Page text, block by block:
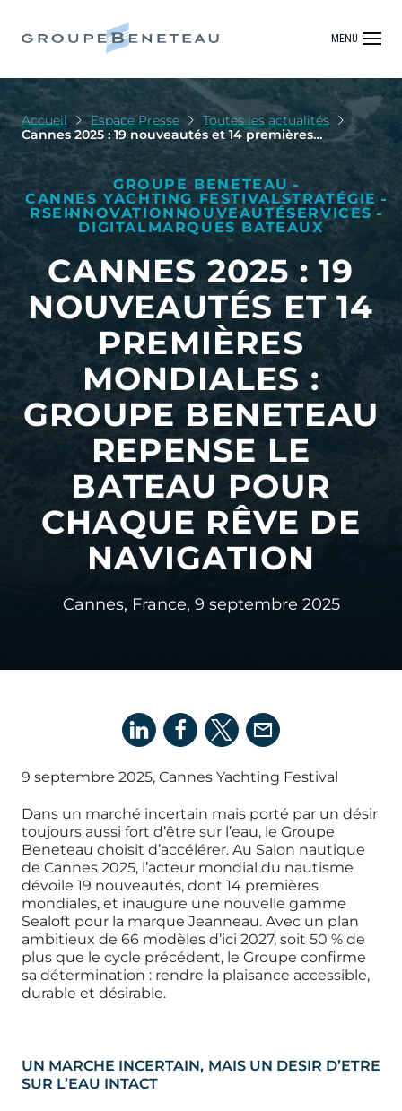
MENU
Accueil Espace Presse
Toutes les actualités
Cannes 2025 : 19 nouveautés et 14 premières
mondiales : Groupe Beneteau repense le bateau pour
chaque rêve de navigation
GROUPE BENETEAU
CANNES YACHTING FESTIVALSTRATÉGIE
RSE INNOVATION NOUVEAUTÉSERVICES
DIGITALMARQUES BATEAUX
CANNES 2025 : 19
NOUVEAUTÉS ET 14
PREMIÈRES
MONDIALES :
GROUPE BENETEAU
REPENSE LE
BATEAU POUR
CHAQUE RÊVE DE
NAVIGATION
Cannes, France, 9 septembre 2025
9 septembre 2025, Cannes Yachting Festival
Dans un marché incertain mais porté par un désir
toujours aussi fort d’être sur l’eau, le Groupe
Beneteau choisit d’accélérer. Au Salon nautique
de Cannes 2025, l’acteur mondial du nautisme
dévoile 19 nouveautés, dont 14 premières
mondiales, et inaugure une nouvelle gamme
Sealoft pour la marque Jeanneau. Avec un plan
ambitieux de 66 modèles d’ici 2027, soit 50 % de
plus que le cycle précédent, le Groupe confirme
sa détermination : rendre la plaisance accessible,
durable et désirable.
UN MARCHE INCERTAIN, MAIS UN DESIR D’ETRE
SUR L’EAU INTACT